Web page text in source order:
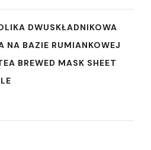
DWUSKŁADNIKOWA
NA BAZIE RUMIANKOWEJ
BREWED MASK SHEET